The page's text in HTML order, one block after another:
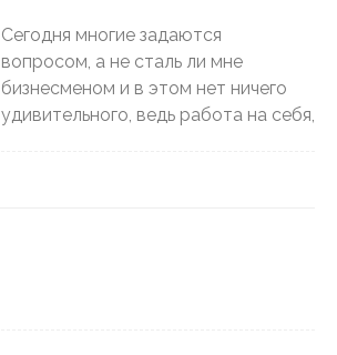
Сегодня многие задаются
вопросом, а не сталь ли мне
бизнесменом и в этом нет ничего
удивительного, ведь работа на себя,